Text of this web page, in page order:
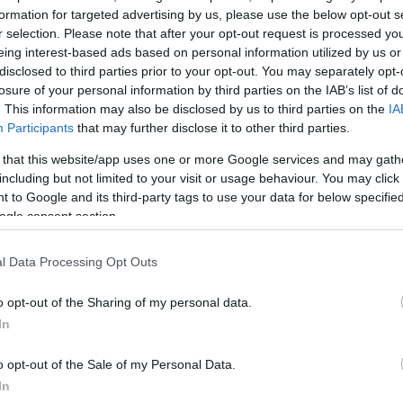
for targeted advertising by us, please use the below opt-out
selection. Please note that after your opt-out request is processed
interest-based ads based on personal information utilized by us
to third parties prior to your opt-out. You may separately
of your personal information by third parties on the IAB’s list of
This information may also be disclosed by us to third parties on the
Participants that may further disclose it to other third parties.
that this website/app uses one or more Google services and may
but not limited to your visit or usage behaviour. You may
to Google and its third-party tags to use your data for below
consent section.
Data Processing Opt Outs
opt-out of the Sharing of my personal data.
opt-out of the Sale of my Personal Data.
μας που είναι πάμφτωχοι και φυτοζωούν και
δεν σας νοιάζουν;
του Χατζηδάκη, του Θεοδωράκη του
πολλών άλλων διεθνών, το 2026 να δείχνει αυτό.
τον πετάξετε σαν στυμμένη λεμονόκουπα, γιατί
στο να πουλήσετε συμπερίληψη και ανθρωπισμό
κατρακύλα. Στοπ στην ζωοποίηση του ανθρώπου.
ανθρωπότητα. Σταματήστε τα κανάλια με τη